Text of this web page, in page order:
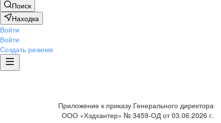
Поиск
Находка
Войти
Войти
Создать резюме
Приложение к приказу Генерального директора
ООО «Хэдхантер» № 3459-ОД от 03.06.2026 г.